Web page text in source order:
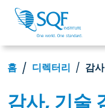
홈 디렉터리 감
감사, 기술